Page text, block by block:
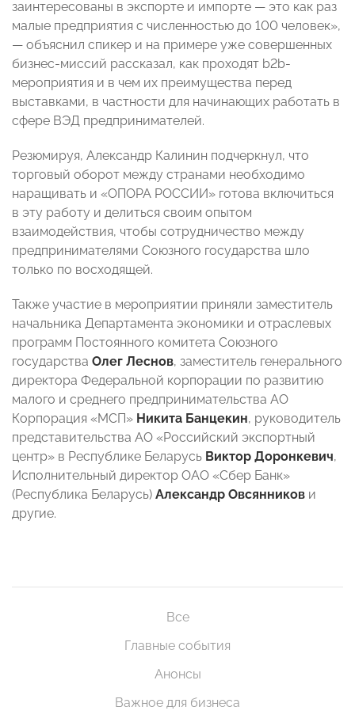
заинтересованы в экспорте и импорте — это как раз
малые предприятия с численностью до 100 человек»,
— объяснил спикер и на примере уже совершенных
бизнес-миссий рассказал, как проходят b2b-
мероприятия и в чем их преимущества перед
выставками, в частности для начинающих работать в
сфере ВЭД предпринимателей.
Резюмируя, Александр Калинин подчеркнул, что
торговый оборот между странами необходимо
наращивать и «ОПОРА РОССИИ» готова включиться
в эту работу и делиться своим опытом
взаимодействия, чтобы сотрудничество между
предпринимателями Союзного государства шло
только по восходящей.
Также участие в мероприятии приняли заместитель
начальника Департамента экономики и отраслевых
программ Постоянного комитета Союзного
государства Олег Леснов, заместитель генерального
директора Федеральной корпорации по развитию
малого и среднего предпринимательства АО
Корпорация «МСП» Никита Банцекин, руководитель
представительства АО «Российский экспортный
центр» в Республике Беларусь Виктор Доронкевич,
Исполнительный директор ОАО «Сбер Банк»
(Республика Беларусь) Александр Овсянников и
другие.
Все
Главные события
Анонсы
Важное для бизнеса